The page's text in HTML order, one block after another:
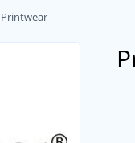
Printwear